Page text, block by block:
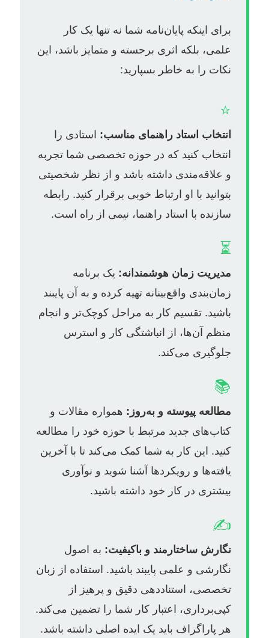
برای اینکه پایان‌نامه شما نه تنها یک کار
علمی، بلکه اثری برجسته و متمایز باشد، این
نکات را به خاطر بسپارید:
⭐
انتخاب استاد راهنمای مناسب: استادی را
انتخاب کنید که در حوزه تخصصی شما تجربه
و علاقه‌مندی داشته باشد و از نظر شخصیتی
بتوانید با او ارتباط خوبی برقرار کنید. رابطه
سازنده با استاد راهنما، نیمی از راه است.
⏳
مدیریت زمان هوشمندانه: یک برنامه
زمان‌بندی واقع‌بینانه تهیه کرده و به آن پایبند
باشید. تقسیم کار به مراحل کوچک‌تر و انجام
منظم آن‌ها، از انباشتگی کار و استرس
جلوگیری می‌کند.
📚
مطالعه پیوسته و به‌روز: همواره مقالات و
کتاب‌های جدید مرتبط با حوزه خود را مطالعه
کنید. این کار به شما کمک می‌کند تا با آخرین
یافته‌ها و رویکردها آشنا شوید و نوآوری
بیشتری در کار خود داشته باشید.
✍️
نگارش ساختارمند و باکیفیت: به اصول
نگارشی و علمی پایبند باشید. استفاده از زبان
تخصصی، استناددهی دقیق و پرهیز از
کپی‌برداری، اعتبار کار شما را تضمین می‌کند.
هر پاراگراف باید یک ایده اصلی داشته باشد.